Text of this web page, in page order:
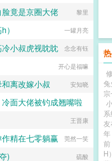
年
前
H）
婆，但要命的是，他们的老
界都因变成鳏夫的他们动荡
召唤自己的老婆了。健健康
，反而更恶化了。因为发现
想到身体彻底痊愈就会变成
微博～...
竟是京圈大佬 黎里
） 一罐月亮
小叔虎视眈眈 念念有钰
开心是福嘛
离改嫁小叔 安知晓
面大佬被钓成翘嘴啦
晴空万里云
王晋康
精在七零躺赢 莞然一笑
) 硫酸